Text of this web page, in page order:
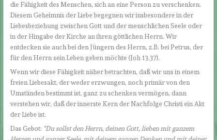
die Fähigkeit des Menschen, sich an eine Person zu verschenken.
Diesem Geheimnis der Liebe begegnen wir insbesondere in der
Liebesbeziehung zwischen Gott und der menschlichen Seele oder
in der Hingabe der Kirche an ihren göttlichen Herrn. Wir
entdecken sie auch bei den Jüngern des Herrn, z.B. bei Petrus, der
für den Herrn sein Leben geben möchte (Joh 13,37).
Wenn wir diese Fähigkeit näher betrachten, daß wir uns in einem
freien Liebesakt, der weder erzwungen, noch primär von den
Umständen bestimmt ist, ganz zu schenken vermögen, dann
verstehen wir, daß der innerste Kern der Nachfolge Christi ein Akt
der Liebe ist.
Das Gebot: “Du sollst den Herrn, deinen Gott, lieben mit ganzem